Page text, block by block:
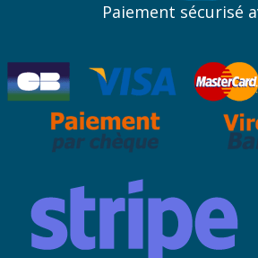
Paiement sécurisé